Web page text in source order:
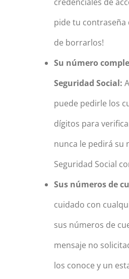
pide tu contraseña
de borrarlos!
Su número
Seguridad Social:
puede pedirle los
dígitos para
nunca le pedirá su
Seguridad Social
Sus números de
cuidado con
sus números de
mensaje no
los conoce y un